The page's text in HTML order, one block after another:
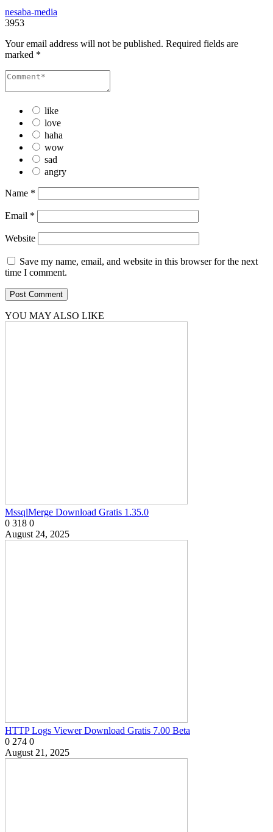
nesaba-media
3953
Your email address will not be published. Required fields are
marked *
like
love
haha
wow
sad
angry
Name *
Email *
Website
Save my name, email, and website in this browser for the next
time I comment.
YOU MAY ALSO LIKE
MssqlMerge Download Gratis 1.35.0
0 318 0
August 24, 2025
HTTP Logs Viewer Download Gratis 7.00 Beta
0 274 0
August 21, 2025